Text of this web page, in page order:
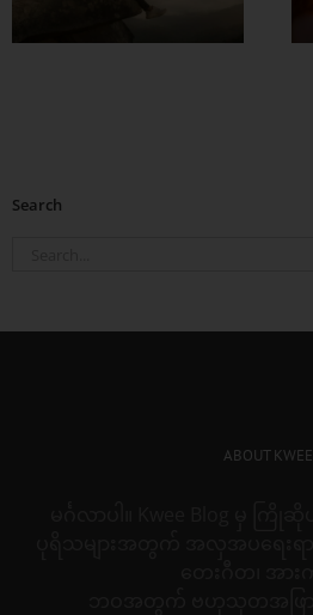
Search
ABOUT KWEE